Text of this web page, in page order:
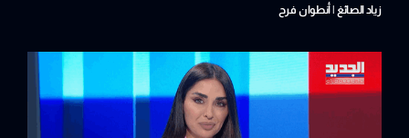
زياد الصائغ | أنطوان فرح